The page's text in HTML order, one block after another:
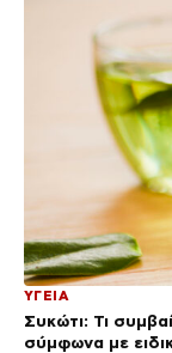
ΥΓΕΙΑ
Συκώτι: Τι
σύμφωνα με